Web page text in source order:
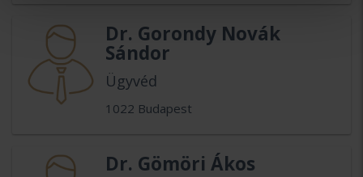
Dr. Gorondy Novák
Sándor
Ügyvéd
1022 Budapest
Dr. Gömöri Ákos